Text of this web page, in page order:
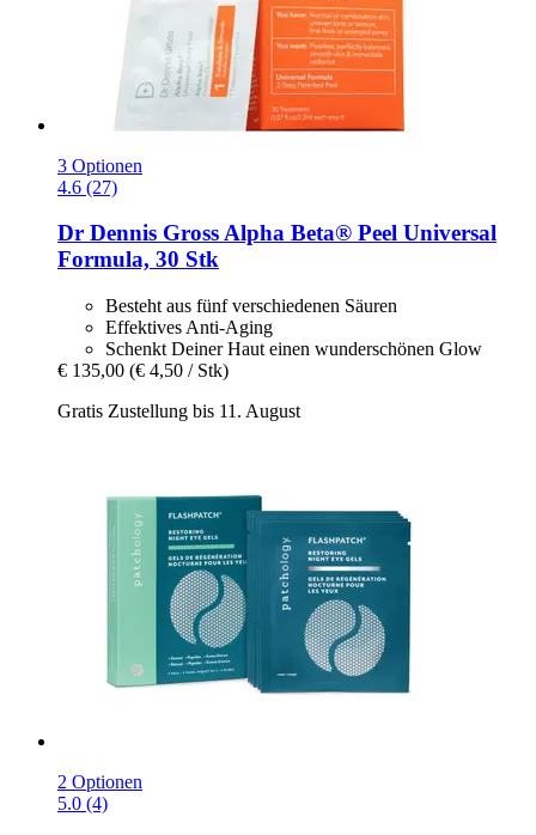
3 Optionen
4.6 (27)
Dr Dennis GrossAlpha Beta® Peel Universal
Formula, 30 Stk
Besteht aus fünf verschiedenen Säuren
Effektives Anti-Aging
Schenkt Deiner Haut einen wunderschönen Glow
€ 135,00 (€ 4,50 / Stk)
Gratis Zustellung bis 11. August
2 Optionen
5.0 (4)